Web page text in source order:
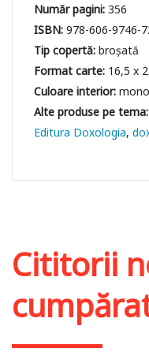
Număr pagini:356
ISBN:978-606-9746-
Tip copertă:broșată
Format carte: 16,5 x
Culoare interior:
Editura Doxologia
Cititorii